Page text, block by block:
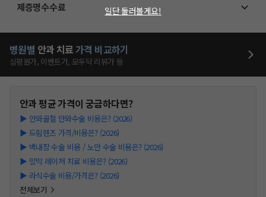
제증명수수료
병원별 안과 치료가격 비교하기
심평원가, 이벤트가, 모두닥 리뷰가 등
안과평균 가격이 궁금하다면?
▶ 안와골절 안와수술 비용은? (2026)
▶ 드림렌즈 가격/비용은? (2026)
▶ 백내장 수술 비용 / 노안 수술 비용은? (2026)
▶ 망막 레이저 치료 비용은? (2026)
▶ 라식수술 비용/가격은? (2026)
전체보기
일단 둘러볼게요!